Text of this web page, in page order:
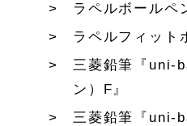
ラペルボールペ
ラペルフィット
三菱鉛筆『uni-
ン）F』
三菱鉛筆『uni-